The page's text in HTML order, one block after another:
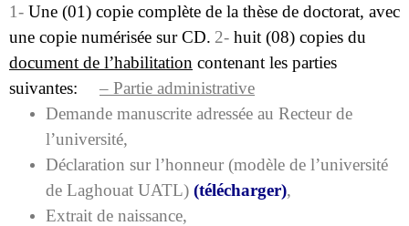
1- Une (01) copie complète de la thèse de doctorat, avec
une copie numérisée sur CD. 2- huit (08) copies du
document de l’habilitation contenant les parties
suivantes:
– Partie administrative
Demande manuscrite adressée au Recteur de
l’université,
Déclaration sur l’honneur (modèle de l’université
de Laghouat UATL) (télécharger),
Extrait de naissance,